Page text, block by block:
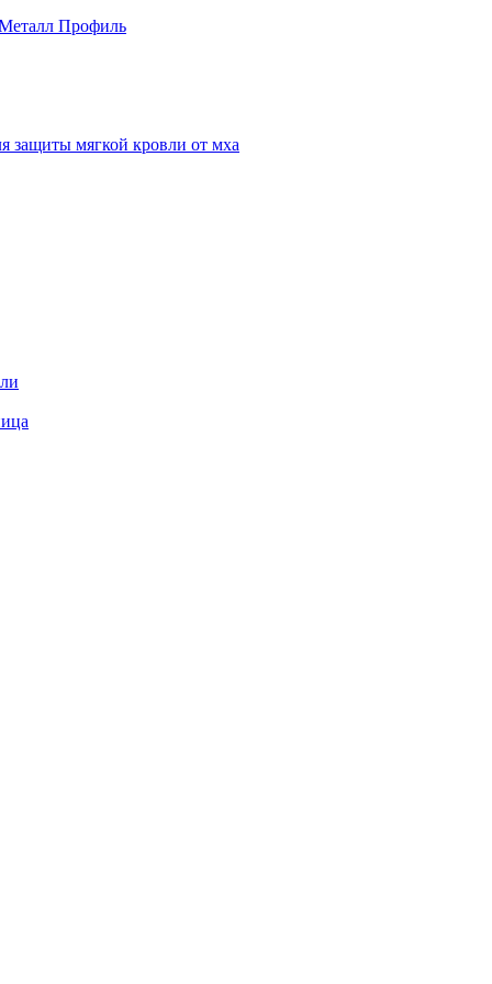
Профиль
защиты мягкой кровли от мха